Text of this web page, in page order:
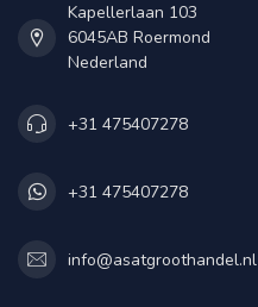
Kapellerlaan 103
6045AB Roermond
Nederland
+31 475407278
+31 475407278
info@asatgroothandel.nl